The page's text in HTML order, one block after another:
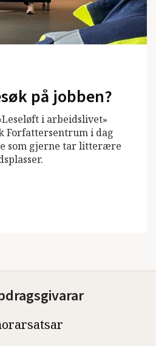
på jobben?
i arbeidslivet»
Forfattersentrum i dag
som gjerne tar litterære